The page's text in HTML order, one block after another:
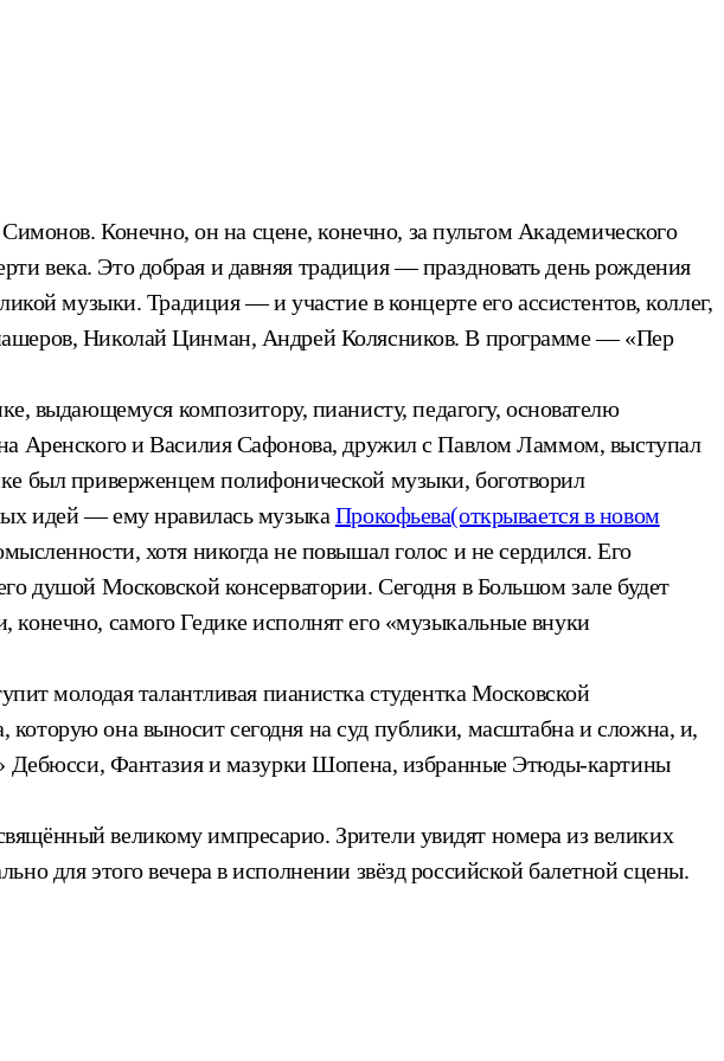
Конечно, он на сцене, конечно, за пультом Академического
века. Это добрая и давняя традиция — праздновать день рождения
музыки. Традиция — и участие в концерте его ассистентов, коллег,
Николай Цинман, Андрей Колясников. В программе — «Пер
выдающемуся композитору, пианисту, педагогу, основателю
Аренского и Василия Сафонова, дружил с Павлом Ламмом, выступал
был приверженцем полифонической музыки, боготворил
идей — ему нравилась музыка Прокофьева(открывается в новом
хотя никогда не повышал голос и не сердился. Его
душой Московской консерватории. Сегодня в Большом зале будет
самого Гедике исполнят его «музыкальные внуки
молодая талантливая пианистка студентка Московской
она выносит сегодня на суд публики, масштабна и сложна, и,
Дебюсси, Фантазия и мазурки Шопена, избранные Этюды-картины
великому импресарио. Зрители увидят номера из великих
для этого вечера в исполнении звёзд российской балетной сцены.